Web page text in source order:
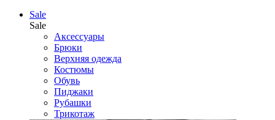
Sale
Sale
Аксессуары
Брюки
Верхняя одежда
Костюмы
Обувь
Пиджаки
Рубашки
Трикотаж